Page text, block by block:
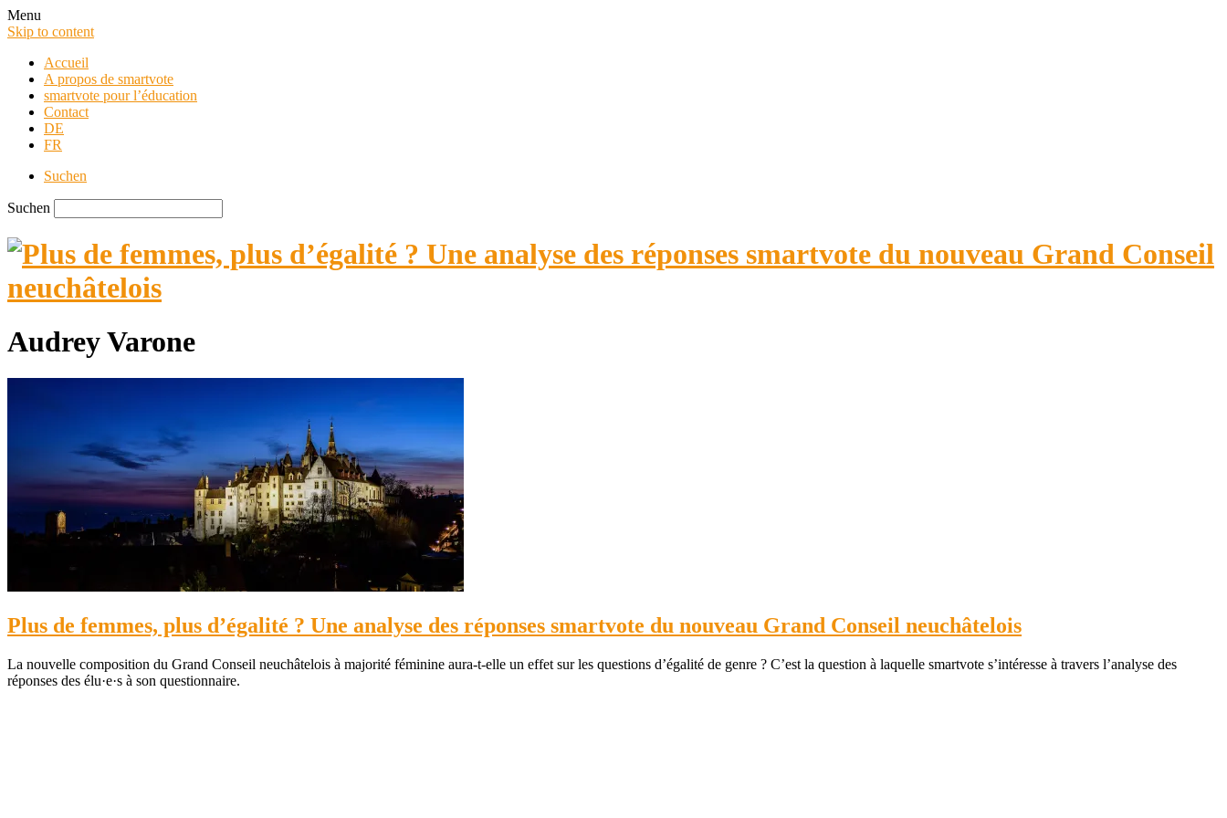
Menu
Skip to content
Accueil
A propos de smartvote
smartvote pour l’éducation
Contact
DE
FR
Suchen
Suchen
smartvote Blog
Audrey Varone
Plus de femmes, plus d’égalité ? Une analyse des réponses smartvote du nouveau Grand Conseil neuchâtelois
La nouvelle composition du Grand Conseil neuchâtelois à majorité féminine aura-t-elle un effet sur les questions d’égalité de genre ? C’est la question à laquelle smartvote s’intéresse à travers l’analyse des
réponses des élu·e·s à son questionnaire.